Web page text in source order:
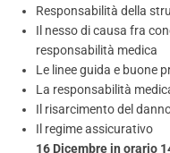
Responsabilità della
Il nesso di causa fra
responsabilità medica
Le linee guida e buone
La responsabilità
Il risarcimento del
Il regime assicurativo
16 Dicembre in orario